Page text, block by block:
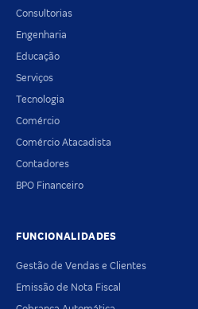
Consultorias
Engenharia
Educação
Serviços
Tecnologia
Comércio
Comércio Atacadista
Contadores
BPO Financeiro
FUNCIONALIDADES
Gestão de Vendas e Clientes
Emissão de Nota Fiscal